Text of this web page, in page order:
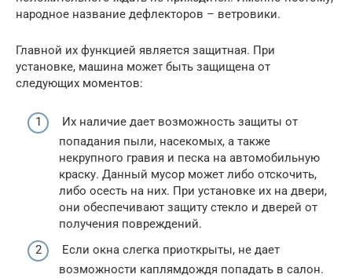
народное название дефлекторов – ветровики.
Главной их функцией является защитная. При
установке, машина может быть защищена от
следующих моментов:
Их наличие дает возможность защиты от
попадания пыли, насекомых, а также
некрупного гравия и песка на автомобильную
краску. Данный мусор может либо отскочить,
либо осесть на них. При установке их на двери,
они обеспечивают защиту стекло и дверей от
получения повреждений.
Если окна слегка приоткрыты, не дает
возможности каплямдождя попадать в салон.